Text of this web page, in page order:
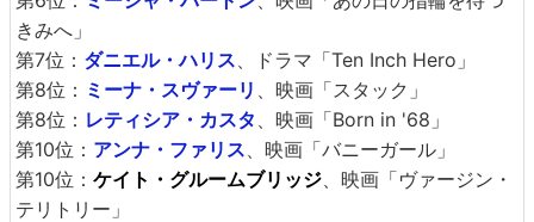
きみへ」
第7位： ダニエル・ハリス、ドラマ「Ten Inch Hero」
第8位： ミーナ・スヴァーリ 、映画「スタック」
第8位： レティシア・カスタ 、映画「Born in '68」
第10位： アンナ・ファリス、映画「バニーガール」
第10位： ケイト・グルームブリッジ、映画「ヴァージン・
テリトリー」